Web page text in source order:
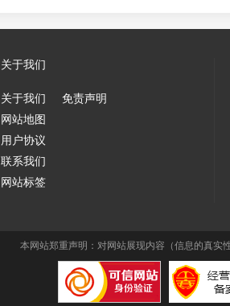
关于我们
关于我们
免责声明
网站地图
用户协议
联系我们
网站标签
本网站郑重声明：对网站展现内容（信息的真实